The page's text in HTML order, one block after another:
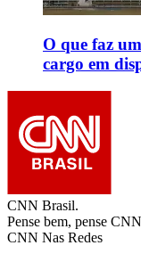
O que faz
cargo em
CNN Brasil.
Pense bem, pense
CNN Nas Redes